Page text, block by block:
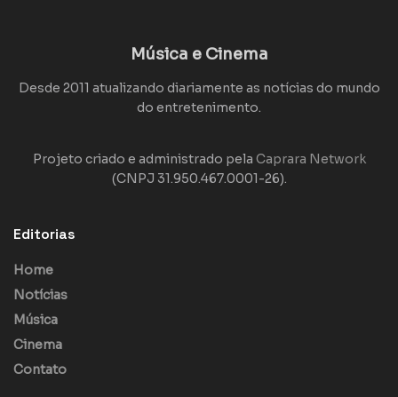
Música e Cinema
Desde 2011 atualizando diariamente as notícias do mundo
do entretenimento.
Projeto criado e administrado pela Caprara Network
(CNPJ 31.950.467.0001-26).
Editorias
Home
Notícias
Música
Cinema
Contato